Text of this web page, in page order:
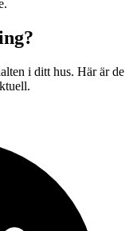
i ditt hus. Här är de